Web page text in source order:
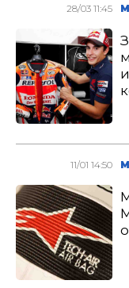
28/03 11:45
11/01 14:50